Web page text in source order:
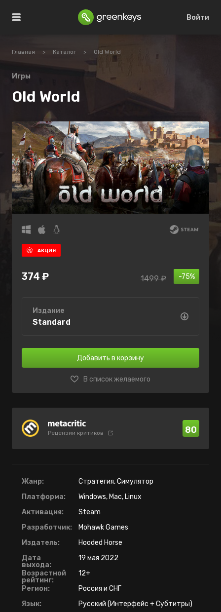
Войти
Главная > Каталог > Old World
Игры
Old World
АКЦИЯ
374 ₽ -75%
1499 ₽
Издание
Standard
Добавить в корзину
В список желаемого
Рецензии критиков 80
Жанр:
Стратегия, Симулятор
Платформа:
Windows, Mac, Linux
Активация:
Steam
Разработчик:
Mohawk Games
Издатель:
Hooded Horse
Дата
выхода:
19 мая 2022
Возрастной
рейтинг:
12+
Регион:
Россия и СНГ
Язык:
Русский (Интерфейс + Субтитры)